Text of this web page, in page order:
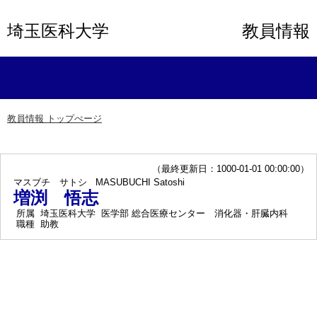
埼玉医科大学 教員情報
教員情報 トップぺージ
（最終更新日：1000-01-01 00:00:00）
マスブチ サトシ
MASUBUCHI Satoshi
増渕 悟志
所属 埼玉医科大学 医学部 総合医療センター 消化器・肝臓内科
職種 助教